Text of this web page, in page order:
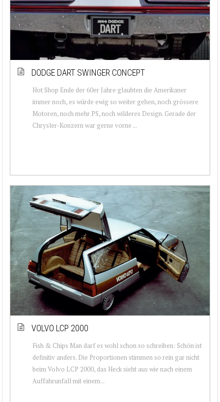
DODGE DART SWINGER CONCEPT
Hot Shop Ende der 60er Jahre glaubten die Amerikaner
immer noch, es würde ewig so weiter gehen, noch grössere
Motoren, noch mehr PS, noch wilderes Design. Gerade der
Chrysler-Konzern war gerne vorne ...
VOLVO LCP 2000
Fish & Chips Man darf es wohl schon so schreiben: Schön ist
definitiv anders. Die Proportionen stimmen so rein gar nicht
beim Volvo LCP 2000, das Heck sieht aus wie nach einem
Auffahrunfall mit einem...